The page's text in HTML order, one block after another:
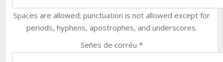
Spaces are allowed; punctuation is not allowed except for
periods, hyphens, apostrophes, and underscores.
Señes de corréu *